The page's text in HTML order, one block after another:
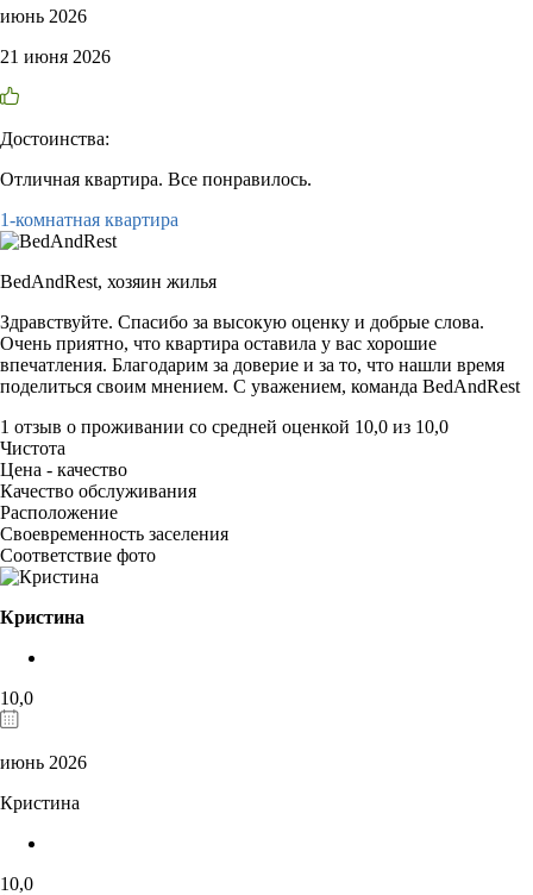
июнь 2026
21 июня 2026
Достоинства:
Отличная квартира. Все понравилось.
1-комнатная квартира
BedAndRest, хозяин жилья
Здравствуйте. Спасибо за высокую оценку и добрые слова.
Очень приятно, что квартира оставила у вас хорошие
впечатления. Благодарим за доверие и за то, что нашли время
поделиться своим мнением. С уважением, команда BedAndRest
1 отзыв о проживании со средней оценкой 10,0 из 10,0
Чистота
Цена - качество
Качество обслуживания
Расположение
Своевременность заселения
Соответствие фото
Кристина
10,0
июнь 2026
Кристина
10,0